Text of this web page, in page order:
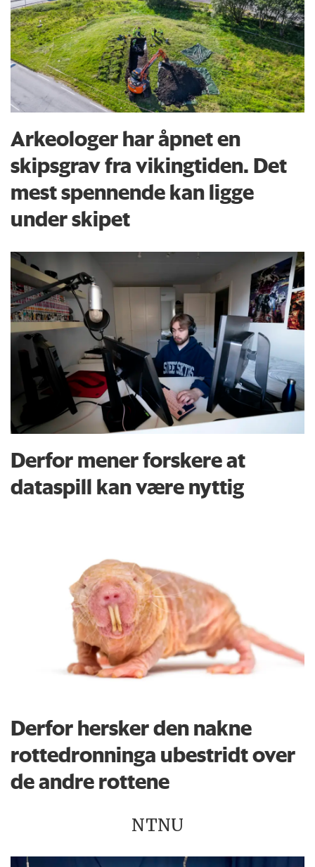
Arkeologer har åpnet en
skipsgrav fra vikingtiden. Det
mest spennende kan ligge
under skipet
Derfor mener forskere at
dataspill kan være nyttig
Derfor hersker den nakne
rottedronninga ubestridt over
de andre rottene
NTNU